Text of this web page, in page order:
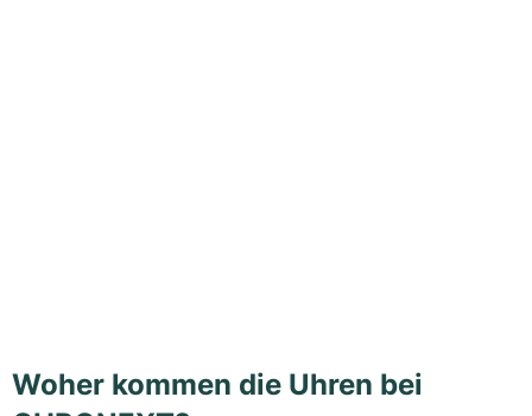
Woher kommen die Uhren bei